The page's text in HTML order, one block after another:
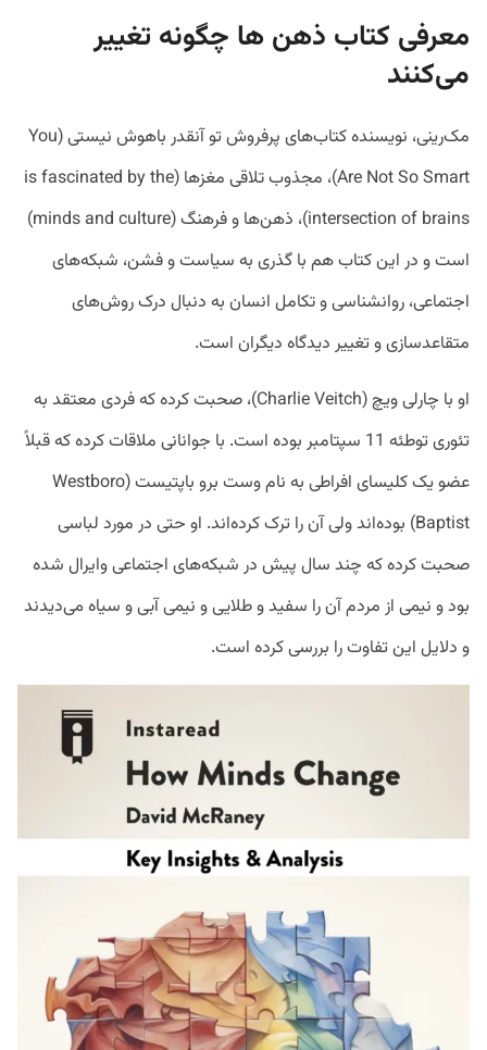
معرفی کتاب ذهن ها چگونه تغییر
می‌کنند
مک‌رینی، نویسنده کتاب‌های پرفروش تو آنقدر باهوش نیستی (You
Are Not So Smart)، مجذوب تلاقی مغزها (is fascinated by the
intersection of brains)، ذهن‌ها و فرهنگ (minds and culture)
است و در این کتاب هم با گذری به سیاست و فشن، شبکه‌های
اجتماعی، روانشناسی و تکامل انسان به دنبال درک روش‌های
متقاعدسازی و تغییر دیدگاه دیگران است.
او با چارلی ویچ (Charlie Veitch)، صحبت کرده که فردی معتقد به
تئوری توطئه 11 سپتامبر بوده است. با جوانانی ملاقات کرده که قبلاً
عضو یک کلیسای افراطی به نام وست برو باپتیست (Westboro
Baptist) بوده‌اند ولی آن را ترک کرده‌اند. او حتی در مورد لباسی
صحبت کرده که چند سال پیش در شبکه‌های اجتماعی وایرال شده
بود و نیمی از مردم آن را سفید و طلایی و نیمی آبی و سیاه می‌دیدند
و دلایل این تفاوت را بررسی کرده است.